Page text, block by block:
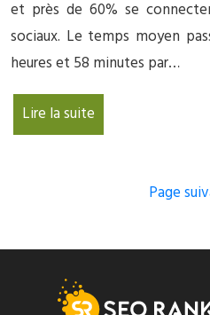
et près de 60% se
sociaux. Le temps moyen
heures et 58 minutes par…
Lire la suite
Page